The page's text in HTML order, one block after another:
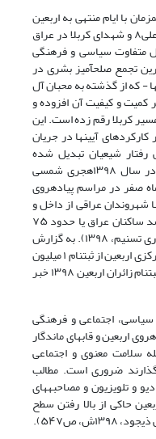
با ایام منتهی به اربعین
۸و شهدای کربلا در عراق
متفاوت سیاسی و فرهنگی
تجمع صلحآمیز بشری در
- که از گذشته به محبان آل
کمیت و کیفیت آن افزوده و
کربلا رقم زده است. این
آیینها در جریان
شیعیان تبدیل شده
. در سال ۱۳۹۸هجری شمسی
ماه صفر در مراسم پیادهروی
شهروندان عراقی از داخل و
خارج کشور بودند؛ یعنی حدود چهل درصد ساکنان عراق یا حدود ۷۵
۱۳۹۸) . به گزارش
خبرگزاری موج، کمیته اطلاعرسانی ستاد مرکزی اربعین از ثبتنام ۱ میلیون
و ۹۶۷ هزار و ۸۹۲ فرد ایرانی در سامانه ثبتنام زائران اربعین ۱۳۹۸ خبر
سیاسی، اجتماعی و فرهنگی
اربعین و قابهای ماندگار
سلامت معنوی و اجتماعی
ضروری است. مطالب
و تلویزیون و مصاحبههای
حاکی از بالا رفتن سطح
ذیجود،۱۳۹۸ش، ص۵۴۷)
.